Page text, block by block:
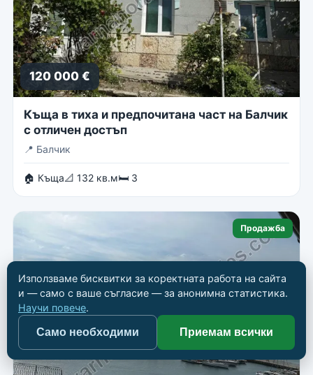
120 000 €
Къща в тиха и предпочитана част на Балчик
с отличен достъп
📍 Балчик
🏠 Къща📐 132 кв.м🛏 3
Продажба
Използваме бисквитки за коректната работа на сайта
и — само с ваше съгласие — за анонимна статистика.
Научи повече.
Само необходими Приемам всички